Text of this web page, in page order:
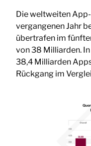
Die weltweiten
vergangenen Jahr
übertrafen im
von 38 Milliarden.
38,4 Milliarden
Rückgang im